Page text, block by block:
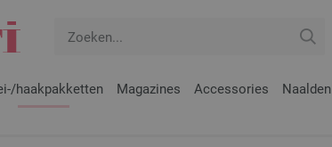
haakpakketten Magazines Accessories Naalden